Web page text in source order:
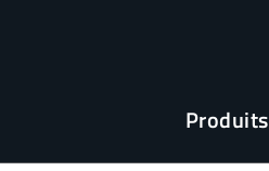
Produits